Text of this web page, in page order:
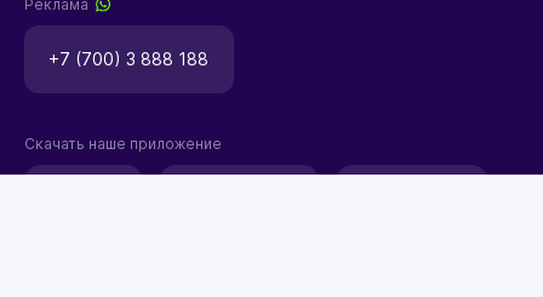
Реклама
+7 (700) 3 888 188
Скачать наше приложение